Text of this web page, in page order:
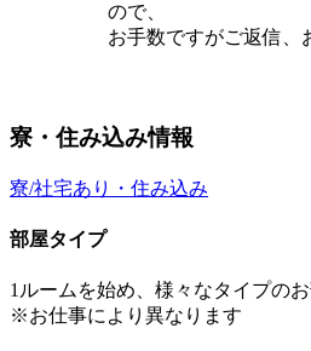
ので、
お手数ですがご返信、
寮・住み込み情報
寮/社宅あり・住み込み
部屋タイプ
1ルームを始め、様々なタイプの
※お仕事により異なります